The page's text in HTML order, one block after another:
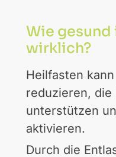
Wie
wirklich?
Heilfasten
reduzieren, die
unterstützen
aktivieren.
Durch die